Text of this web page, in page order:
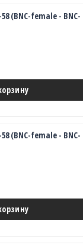
(BNC-female - BNC-
(BNC-female - BNC-